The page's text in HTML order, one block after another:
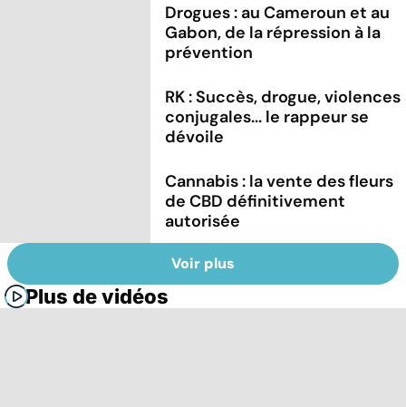
Drogues : au Cameroun et au
Gabon, de la répression à la
prévention
RK : Succès, drogue, violences
conjugales... le rappeur se
dévoile
Cannabis : la vente des fleurs
de CBD définitivement
autorisée
Voir plus
Plus de vidéos